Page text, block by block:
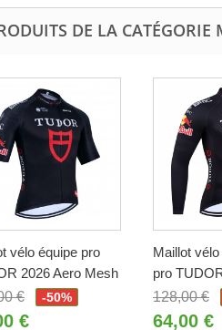
DE LA CATÉGORIE
vélo équipe pro
2026 Aero Mesh
€
-50%
€
Maillot
pro
128,00 €
64,00 €